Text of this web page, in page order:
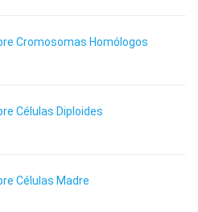
Cromosomas Homólogos
Células Diploides
Células Madre